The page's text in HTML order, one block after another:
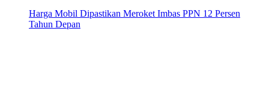
Harga Mobil Dipastikan Meroket Imbas PPN 12 Persen
Tahun Depan